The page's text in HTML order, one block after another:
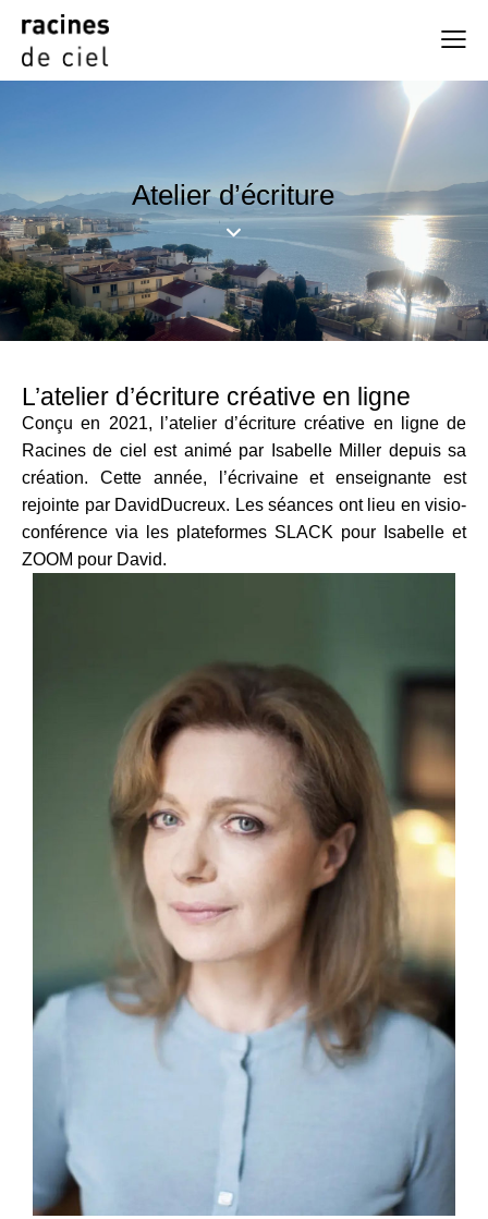
Atelier d’écriture
L’atelier d’écriture créative en ligne
Conçu en 2021, l’atelier d’écriture créative en ligne de
Racines de ciel est animé par Isabelle Miller depuis sa
création. Cette année, l’écrivaine et enseignante est
rejointe par DavidDucreux. Les séances ont lieu en visio-
conférence via les plateformes SLACK pour Isabelle et
ZOOM pour David.